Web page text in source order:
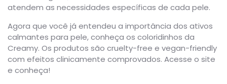
atendem as necessidades específicas de cada pele.
Agora que você já entendeu a importância dos ativos
calmantes para pele, conheça os coloridinhos da
Creamy. Os produtos são cruelty-free e vegan-friendly
com efeitos clinicamente comprovados. Acesse o site
e conheça!